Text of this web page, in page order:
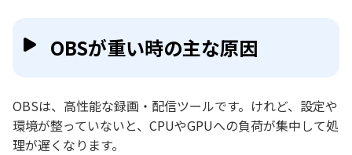
OBSが重い時の主な原因
OBSは、高性能な録画・配信ツールです。けれど、設定や
環境が整っていないと、CPUやGPUへの負荷が集中して処
理が遅くなります。